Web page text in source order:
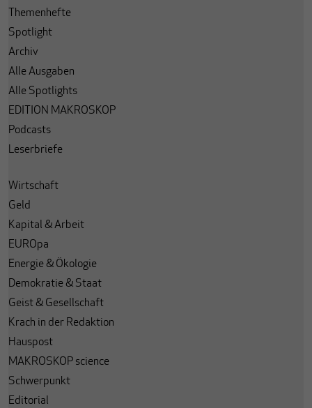
Themenhefte
Spotlight
Archiv
Alle Ausgaben
Alle Spotlights
EDITION MAKROSKOP
Podcasts
Leserbriefe
Wirtschaft
Geld
Kapital & Arbeit
EUROpa
Energie & Ökologie
Demokratie & Staat
Geist & Gesellschaft
Krach in der Redaktion
Hauspost
MAKROSKOP science
Schwerpunkt
Editorial